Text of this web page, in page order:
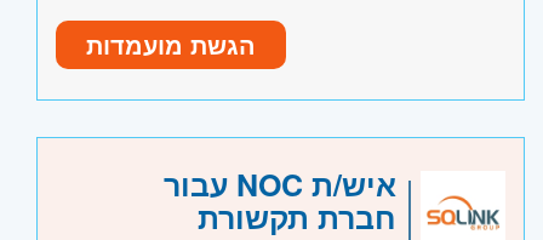
שירות לקוחות קיימים
שדרוג מוצרי אינטרנט
ההכשרה? אנחנו נעניק לך.
עוסק עצמאי / תעודת עוסק מורשה –
היקף משרה: משרה מלאה
קוד משרה:JB-00033
הגשת מועמדות
איש/ת NOC עבור
חברת תקשורת